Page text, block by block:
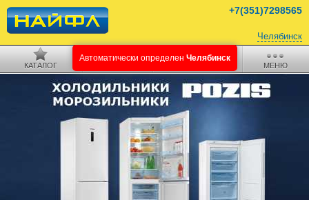
Челябинск
+7(351)7298565
КАТАЛОГ МЕНЮ